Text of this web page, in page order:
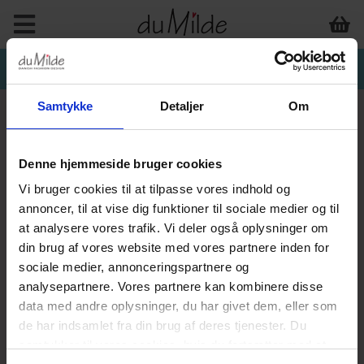
Samtykke Detaljer Om
Denne hjemmeside bruger cookies
Vi bruger cookies til at tilpasse vores indhold og
annoncer, til at vise dig funktioner til sociale medier og til
at analysere vores trafik. Vi deler også oplysninger om
din brug af vores website med vores partnere inden for
sociale medier, annonceringspartnere og
analysepartnere. Vores partnere kan kombinere disse
data med andre oplysninger, du har givet dem, eller som
de har indsamlet fra din brug af deres tjenester. Du